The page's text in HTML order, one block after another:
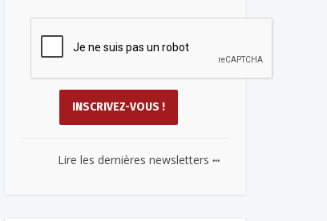
Lire les dernières newsletters ...